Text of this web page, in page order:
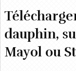
dauphin,
Mayol ou